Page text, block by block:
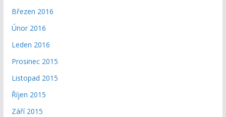
Březen 2016
Únor 2016
Leden 2016
Prosinec 2015
Listopad 2015
Říjen 2015
Září 2015